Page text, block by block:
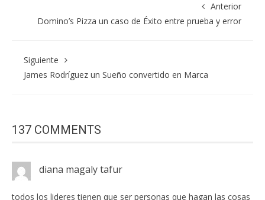
Anterior
Domino’s Pizza un caso de Éxito entre prueba y error
Siguiente
James Rodríguez un Sueño convertido en Marca
137 COMMENTS
diana magaly tafur
todos los lideres tienen que ser personas que hagan las cosas